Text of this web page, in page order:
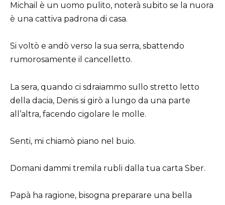
Michail è un uomo pulito, noterà subito se la nuora
è una cattiva padrona di casa.
Si voltò e andò verso la sua serra, sbattendo
rumorosamente il cancelletto.
La sera, quando ci sdraiammo sullo stretto letto
della dacia, Denis si girò a lungo da una parte
all’altra, facendo cigolare le molle.
Senti, mi chiamò piano nel buio.
Domani dammi tremila rubli dalla tua carta Sber.
Papà ha ragione, bisogna preparare una bella